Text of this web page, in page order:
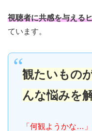
視聴者に共感を与える
ています。
観たいもの
んな悩みを
「何観ようかな…